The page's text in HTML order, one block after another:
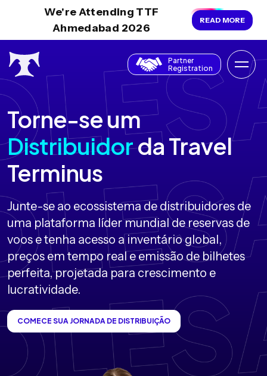
We're Attending TTF
Ahmedabad 2026
READ MORE
Partner
Registration
Torne-se um
Distribuidorda Travel
Terminus
Junte-se ao ecossistema de distribuidores de
uma plataforma líder mundial de reservas de
voos e tenha acesso a inventário global,
preços em tempo real e emissão de bilhetes
perfeita, projetada para crescimento e
lucratividade.
COMECE SUA JORNADA DE DISTRIBUIÇÃO